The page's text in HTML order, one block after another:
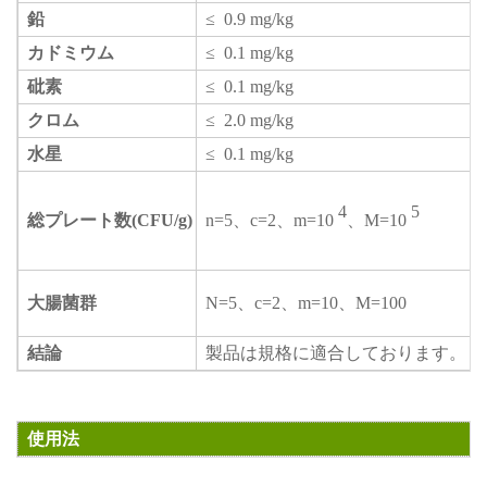
鉛
≤ 0.9 mg/kg
カドミウム
≤ 0.1 mg/kg
砒素
≤ 0.1 mg/kg
クロム
≤ 2.0 mg/kg
水星
≤ 0.1 mg/kg
総プレート数(CFU/g) n=5、c=2、m=10 4 、M=10 5
大腸菌群 N=5、c=2、m=10、M=100
結論 製品は規格に適合しております。
使用法